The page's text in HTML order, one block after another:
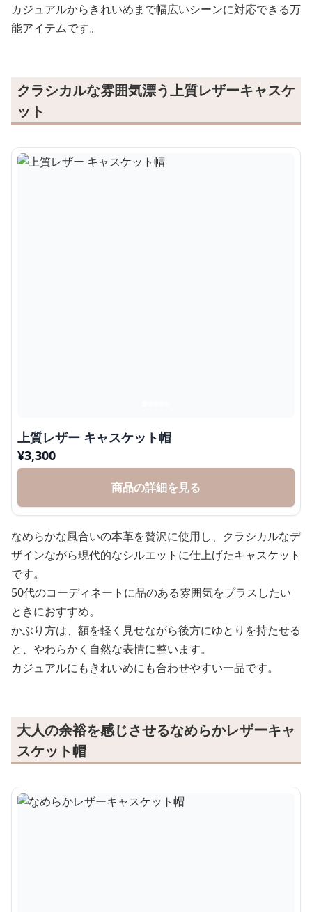
カジュアルからきれいめまで幅広いシーンに対応できる万
能アイテムです。
クラシカルな雰囲気漂う上質レザーキャスケ
ット
上質レザー キャスケット帽
¥3,300
商品の詳細を見る
なめらかな風合いの本革を贅沢に使用し、クラシカルなデ
ザインながら現代的なシルエットに仕上げたキャスケット
です。
50代のコーディネートに品のある雰囲気をプラスしたい
ときにおすすめ。
かぶり方は、額を軽く見せながら後方にゆとりを持たせる
と、やわらかく自然な表情に整います。
カジュアルにもきれいめにも合わせやすい一品です。
大人の余裕を感じさせるなめらかレザーキャ
スケット帽